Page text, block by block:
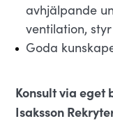
avhjälpande
ventilation,
Goda
Konsult via eget
Isaksson